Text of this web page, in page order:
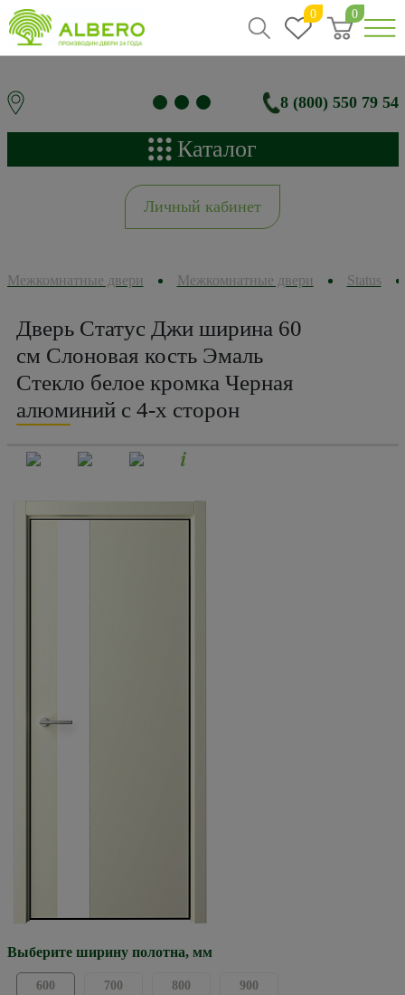
0 0
8 (800) 550 79 54
Каталог
Личный кабинет
Межкомнатные двери Межкомнатные двери Status
Дверь Статус Джи ширина 60
см Слоновая кость Эмаль
Стекло белое кромка Черная
алюминий с 4-х сторон
Выберите ширину полотна, мм
600 700 800 900